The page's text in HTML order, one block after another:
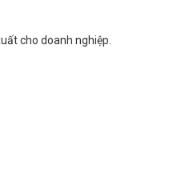
cho doanh nghiệp.